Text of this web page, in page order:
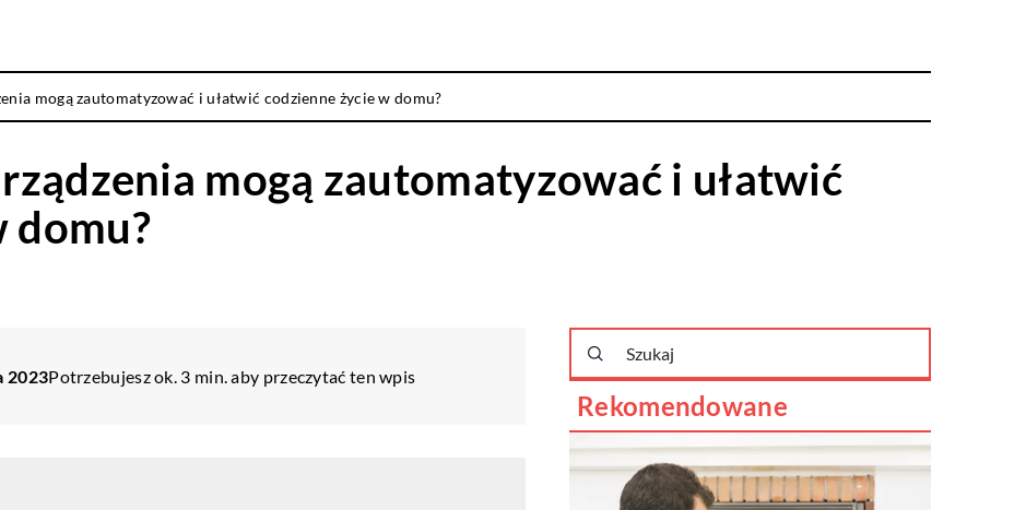
mogą zautomatyzować i ułatwić codzienne życie w domu?
mogą zautomatyzować i ułatwić
domu?
2023Potrzebujesz ok. 3 min. aby przeczytać ten wpis
Rekomendowane